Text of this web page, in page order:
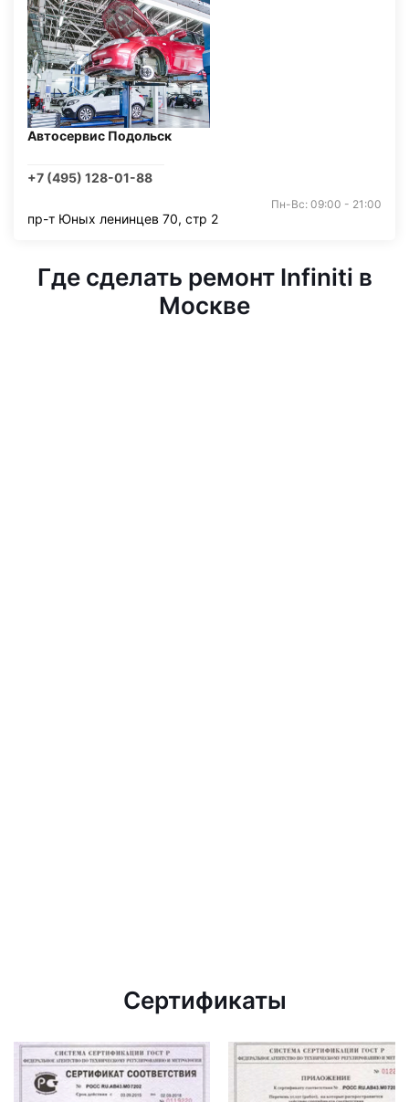
Автосервис Подольск
+7 (495) 128-01-88
Пн-Вс: 09:00 - 21:00
пр-т Юных ленинцев 70, стр 2
Где сделать ремонт Infiniti в
Москве
Сертификаты